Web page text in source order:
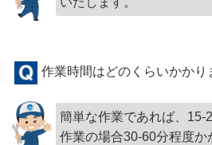
作業時間はどのくらいかかり
簡単な作業であれば、15-
作業の場合30-60分程度か